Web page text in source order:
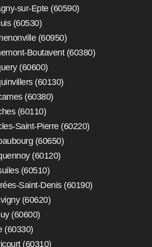
sur-Epte (60590)
(60530)
(60950)
Boutavent (60380)
(60600)
(60130)
(60380)
(60110)
Saint-Pierre (60220)
(60650)
(60120)
(60510)
Saint-Denis (60190)
(60620)
(60600)
(60330)
(60310)